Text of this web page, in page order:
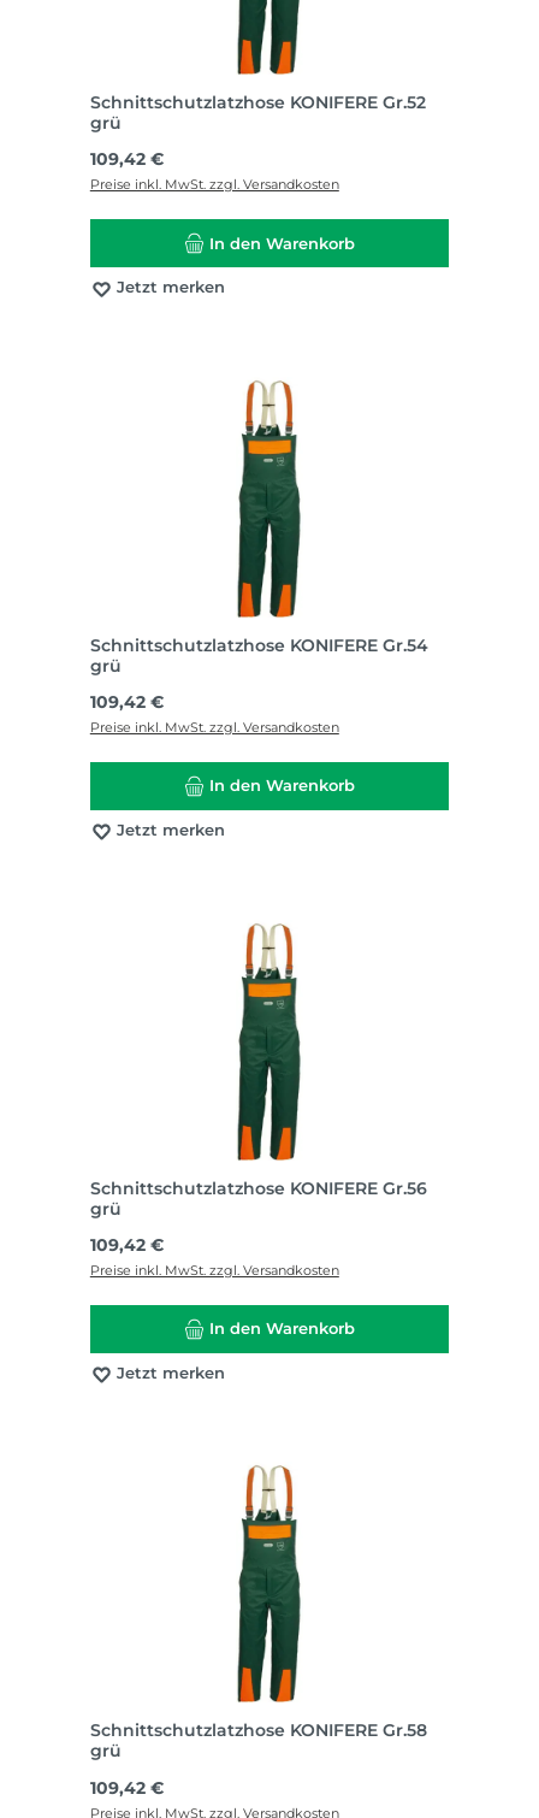
Schnittschutzlatzhose KONIFERE Gr.52
grü
Regulärer Preis:
109,42 €
Preise inkl. MwSt. zzgl. Versandkosten
In den Warenkorb
Jetzt merken
Schnittschutzlatzhose KONIFERE Gr.54
grü
Regulärer Preis:
109,42 €
Preise inkl. MwSt. zzgl. Versandkosten
In den Warenkorb
Jetzt merken
Schnittschutzlatzhose KONIFERE Gr.56
grü
Regulärer Preis:
109,42 €
Preise inkl. MwSt. zzgl. Versandkosten
In den Warenkorb
Jetzt merken
Schnittschutzlatzhose KONIFERE Gr.58
grü
Regulärer Preis:
109,42 €
Preise inkl. MwSt. zzgl. Versandkosten